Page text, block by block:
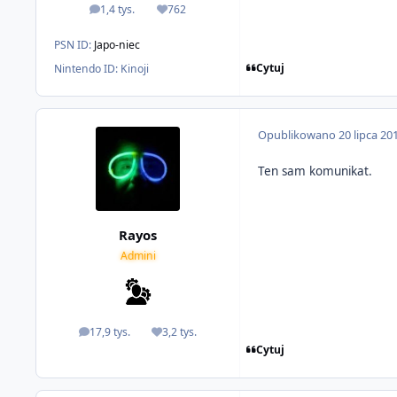
1,4 tys.
odpowiedzi762
Reputacja
PSN ID: Japo-niec
Nintendo ID: Kinoji Cytuj
Rayos
Admini
17,9 tys.
odpowiedzi3,2 tys.
Reputacja
Opublikowano20 lipca
Ten sam komunikat.
Cytuj